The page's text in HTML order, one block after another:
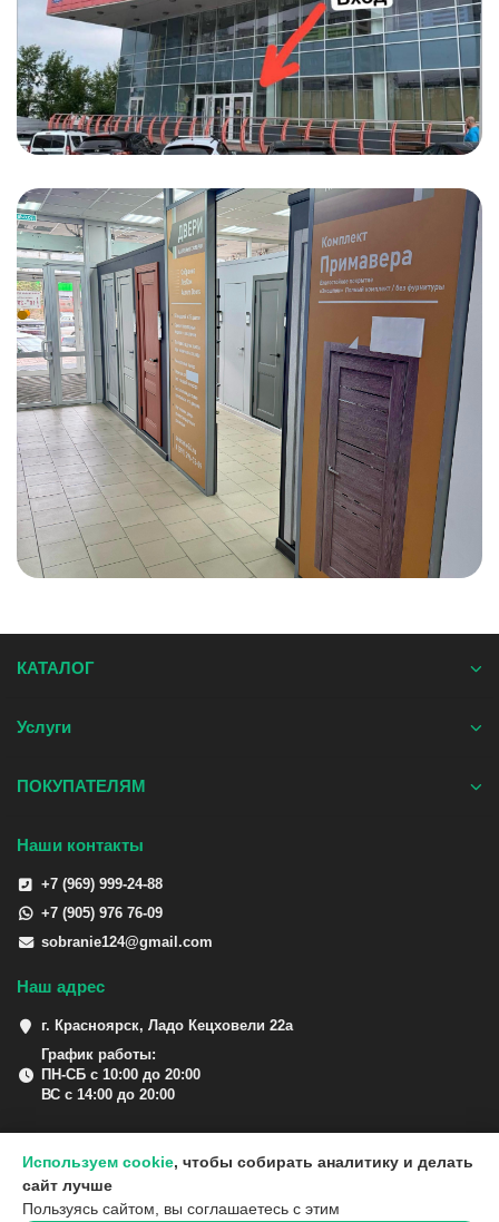
КАТАЛОГ
Услуги
ПОКУПАТЕЛЯМ
Наши контакты
+7 (969) 999-24-88
+7 (905) 976 76-09
sobranie124@gmail.com
Наш адрес
г. Красноярск, Ладо Кецховели 22а
График работы:
ПН-СБ с 10:00 до 20:00
ВС с 14:00 до 20:00
Используем cookie, чтобы собирать аналитику и делать
сайт лучше
Пользуясь сайтом, вы соглашаетесь с этим